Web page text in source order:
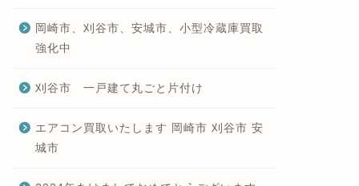
岡崎市、刈谷市、安城市、小型冷蔵庫買取
強化中
刈谷市 一戸建て丸ごと片付け
エアコン買取いたします 岡崎市 刈谷市 安
城市